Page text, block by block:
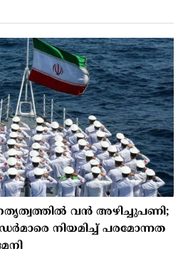
വൻ അഴിച്ചുപണി;
നിയമിച്ച് പരമോന്നത